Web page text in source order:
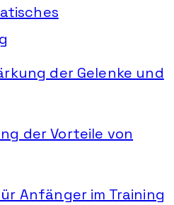
der Gelenke und
der Vorteile von
Anfänger im Training